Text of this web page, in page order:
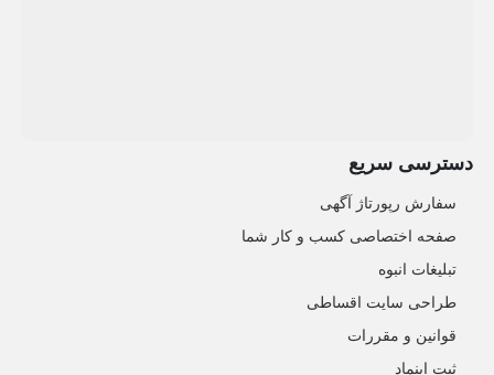
دسترسی سریع
سفارش رپورتاژ آگهی
صفحه اختصاصی کسب و کار شما
تبلیغات انبوه
طراحی سایت اقساطی
قوانین و مقررات
ثبت اینماد